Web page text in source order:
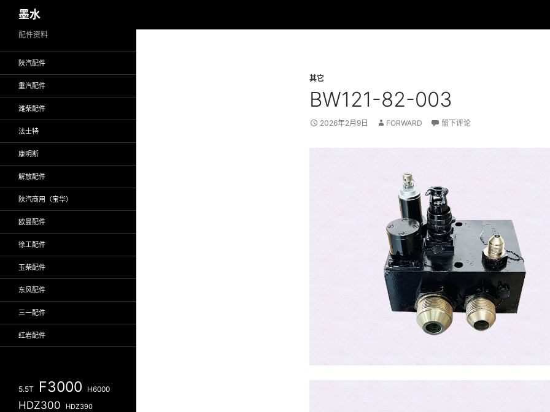
至
墨水
其它
BW121-82-003
2026年2月9日 FORWARD 留下评论
配件资料
陕汽配件
重汽配件
潍柴配件
法士特
康明斯
解放配件
陕汽商用（宝华）
欧曼配件
徐工配件
玉柴配件
东风配件
三一配件
红岩配件
5.5T F3000 H6000
HDZ300 HDZ390